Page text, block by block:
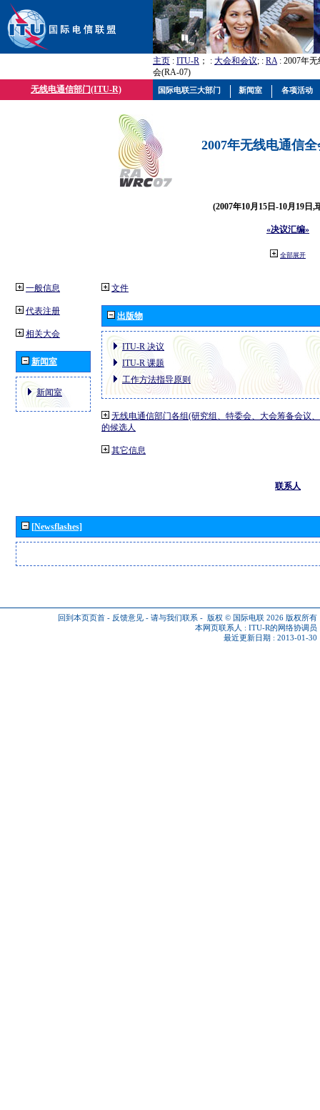
主页 : ITU-R ； : 大会和会议; : RA: 2007年
会(RA-07)
无线电通信部门(ITU-R)
2007年无线电通信
(2007年10月15日-10月19日,
«决议汇编»
全部展开
一般信息
代表注册
相关大会
新闻室
新闻室
文件
出版物
ITU-R 决议
ITU-R 课题
工作方法指导原则
无线电通信部门各组(研究组、特委会、大会筹备会议
的候选人
其它信息
联系人
[Newsflashes]
回到本页页首 - 反馈意见 - 请与我们联系 - 版权 © 国际电联 2026 版权所有
本网页联系人 : ITU-R的网络协调员
最近更新日期 : 2013-01-30
国际电联三大部门 新闻室 各项活动